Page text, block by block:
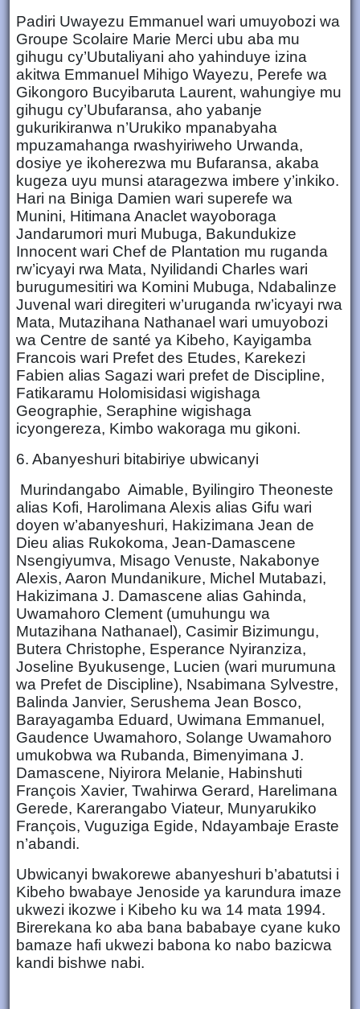
Padiri Uwayezu Emmanuel wari umuyobozi wa
Groupe Scolaire Marie Merci ubu aba mu
gihugu cy’Ubutaliyani aho yahinduye izina
akitwa Emmanuel Mihigo Wayezu, Perefe wa
Gikongoro Bucyibaruta Laurent, wahungiye mu
gihugu cy’Ubufaransa, aho yabanje
gukurikiranwa n’Urukiko mpanabyaha
mpuzamahanga rwashyiriweho Urwanda,
dosiye ye ikoherezwa mu Bufaransa, akaba
kugeza uyu munsi ataragezwa imbere y’inkiko.
Hari na Biniga Damien wari superefe wa
Munini, Hitimana Anaclet wayoboraga
Jandarumori muri Mubuga, Bakundukize
Innocent wari Chef de Plantation mu ruganda
rw’icyayi rwa Mata, Nyilidandi Charles wari
burugumesitiri wa Komini Mubuga, Ndabalinze
Juvenal wari diregiteri w’uruganda rw’icyayi rwa
Mata, Mutazihana Nathanael wari umuyobozi
wa Centre de santé ya Kibeho, Kayigamba
Francois wari Prefet des Etudes, Karekezi
Fabien alias Sagazi wari prefet de Discipline,
Fatikaramu Holomisidasi wigishaga
Geographie, Seraphine wigishaga
icyongereza, Kimbo wakoraga mu gikoni.
6. Abanyeshuri bitabiriye ubwicanyi
Murindangabo Aimable, Byilingiro Theoneste
alias Kofi, Harolimana Alexis alias Gifu wari
doyen w’abanyeshuri, Hakizimana Jean de
Dieu alias Rukokoma, Jean-Damascene
Nsengiyumva, Misago Venuste, Nakabonye
Alexis, Aaron Mundanikure, Michel Mutabazi,
Hakizimana J. Damascene alias Gahinda,
Uwamahoro Clement (umuhungu wa
Mutazihana Nathanael), Casimir Bizimungu,
Butera Christophe, Esperance Nyiranziza,
Joseline Byukusenge, Lucien (wari murumuna
wa Prefet de Discipline), Nsabimana Sylvestre,
Balinda Janvier, Serushema Jean Bosco,
Barayagamba Eduard, Uwimana Emmanuel,
Gaudence Uwamahoro, Solange Uwamahoro
umukobwa wa Rubanda, Bimenyimana J.
Damascene, Niyirora Melanie, Habinshuti
François Xavier, Twahirwa Gerard, Harelimana
Gerede, Karerangabo Viateur, Munyarukiko
François, Vuguziga Egide, Ndayambaje Eraste
n’abandi.
Ubwicanyi bwakorewe abanyeshuri b’abatutsi i
Kibeho bwabaye Jenoside ya karundura imaze
ukwezi ikozwe i Kibeho ku wa 14 mata 1994.
Birerekana ko aba bana bababaye cyane kuko
bamaze hafi ukwezi babona ko nabo bazicwa
kandi bishwe nabi.